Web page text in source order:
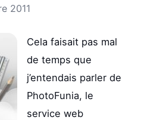
2011
Cela faisait pas mal
de temps que
j’entendais parler de
PhotoFunia, le
service web